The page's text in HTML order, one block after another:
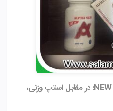
قر ص لاغری آلفا اسلیم جدید NEW: در مقابل استپ وزنی،